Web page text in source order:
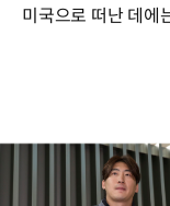
미국으로 떠난 데에